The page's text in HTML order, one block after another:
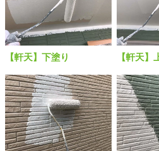
【軒天】下塗り 【軒天】